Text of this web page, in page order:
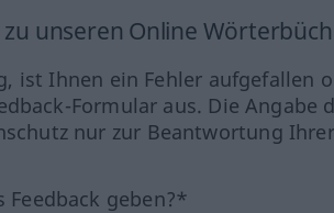
zu unseren Online
ist Ihnen ein Fehler aufgefallen
Formular aus. Die
nur zur Beantwortung
Feedback geben?*